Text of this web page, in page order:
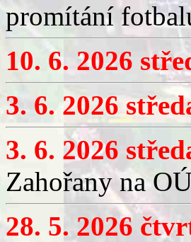
promítání
10. 6. 2026
3. 6. 2026
3. 6. 2026
Zahořany na
28. 5. 2026